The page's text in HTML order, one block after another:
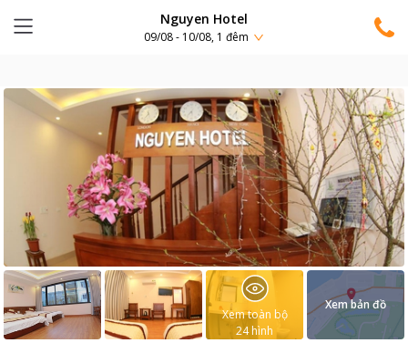
Nguyen Hotel
09/08 - 10/08, 1 đêm
Xem toàn bộ
24 hình
Xem bản đồ